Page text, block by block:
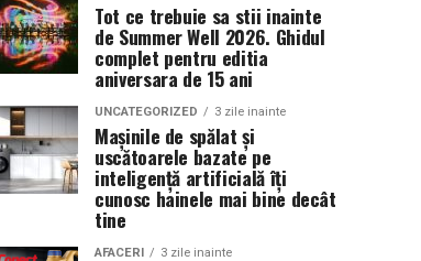
Tot ce trebuie sa stii inainte
de Summer Well 2026. Ghidul
complet pentru editia
aniversara de 15 ani
UNCATEGORIZED 3 zile inainte
Mașinile de spălat și
uscătoarele bazate pe
inteligență artificială îți
cunosc hainele mai bine decât
tine
AFACERI 3 zile inainte